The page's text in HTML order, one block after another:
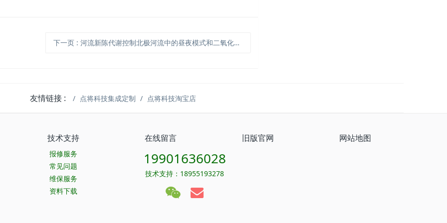
下一页 : 河流新陈代谢控制北极河流中的昼夜模式和二氧化碳逃逸 （HOBO U20/eosGP CO2应用案例）
友情链接 : 点将科技集成定制 点将科技淘宝店
技术支持
报修服务
常见问题
维保服务
资料下载
在线留言 旧版官网 网站地图
19901636028
技术支持：18955193278